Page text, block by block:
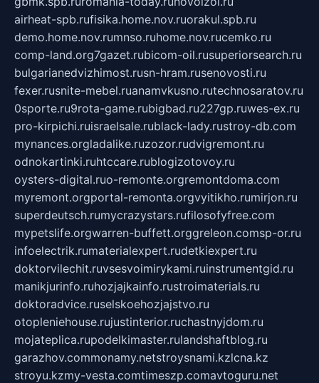
airheat-spb.rufisika.home.nov.ruorakul.spb.ru
demo.home.nov.rumnso.ruhome.nov.rucemko.ru
comp-land.org7gazet.rubicom-oil.rusuperiorsearch.ru
bulgarianedvizhimost.rusn-hram.rusenovosti.ru
fexer.rusnite-mebel.ruanamvkusno.rutechnosaratov.ru
0sporte.ru9rota-game.rubigbad.ru227gp.ruwes-ex.ru
pro-kirpichi.ruisraelsale.rublack-lady.rustroy-db.com
mynances.orgladalike.ruzozor.rudvigremont.ru
odnokartinki.ruhtccare.rublogizotovoy.ru
oysters-digital.ruo-remonte.orgremontdoma.com
myremont.orgportal-remonta.orgvyitikho.rumirjon.ru
superdeutsch.rumycrazystars.rufilosofyfree.com
mypetslife.orgwarren-buffett.orggreleon.comsp-or.ru
infoelectrik.rumaterialexpert.rudetkiexpert.ru
doktorvilechit.ruvsesvoimirykami.ruinstrumentgid.ru
manikjurinfo.ruhozjajkainfo.rustroimaterials.ru
doktoradvice.ruselskoehozjajstvo.ru
otopleniehouse.rujustinterior.ruchastnyjdom.ru
mojateplica.rupodelkimaster.rulandshaftblog.ru
garazhov.commonamy.netstroysnami.kzlcna.kz
stroyu.kzmy-vesta.comtimeszp.comavtoguru.net